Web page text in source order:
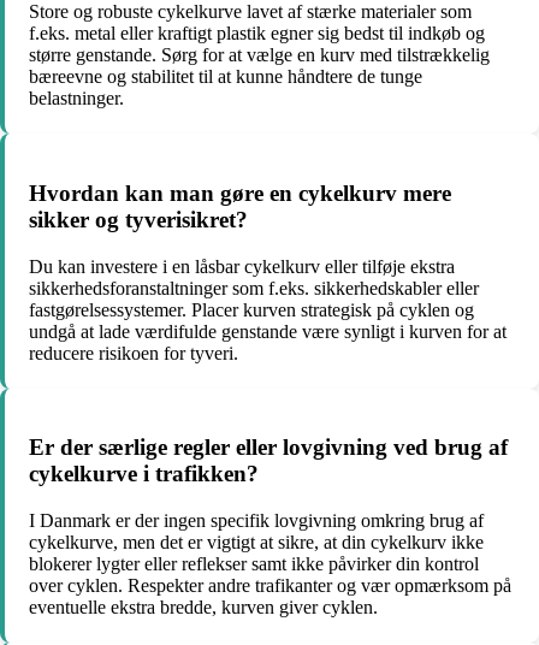
Store og robuste cykelkurve lavet af stærke materialer som
f.eks. metal eller kraftigt plastik egner sig bedst til indkøb og
større genstande. Sørg for at vælge en kurv med tilstrækkelig
bæreevne og stabilitet til at kunne håndtere de tunge
belastninger.
Hvordan kan man gøre en cykelkurv mere
sikker og tyverisikret?
Du kan investere i en låsbar cykelkurv eller tilføje ekstra
sikkerhedsforanstaltninger som f.eks. sikkerhedskabler eller
fastgørelsessystemer. Placer kurven strategisk på cyklen og
undgå at lade værdifulde genstande være synligt i kurven for at
reducere risikoen for tyveri.
Er der særlige regler eller lovgivning ved brug af
cykelkurve i trafikken?
I Danmark er der ingen specifik lovgivning omkring brug af
cykelkurve, men det er vigtigt at sikre, at din cykelkurv ikke
blokerer lygter eller reflekser samt ikke påvirker din kontrol
over cyklen. Respekter andre trafikanter og vær opmærksom på
eventuelle ekstra bredde, kurven giver cyklen.